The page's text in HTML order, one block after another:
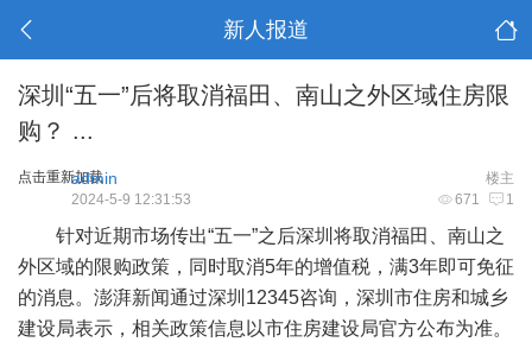
新人报道
深圳“五一”后将取消福田、南山之外区域住房限
购？ ...
点击重新加载 楼主
admin
671 1
2024-5-9 12:31:53
针对近期市场传出“五一”之后深圳将取消福田、南山之
外区域的限购政策，同时取消5年的增值税，满3年即可免征
的消息。澎湃新闻通过深圳12345咨询，深圳市住房和城乡
建设局表示，相关政策信息以市住房建设局官方公布为准。